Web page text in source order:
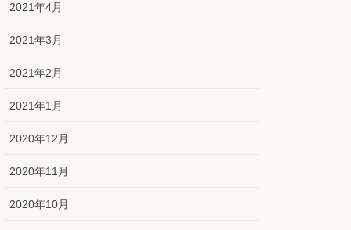
2021年4月
2021年3月
2021年2月
2021年1月
2020年12月
2020年11月
2020年10月